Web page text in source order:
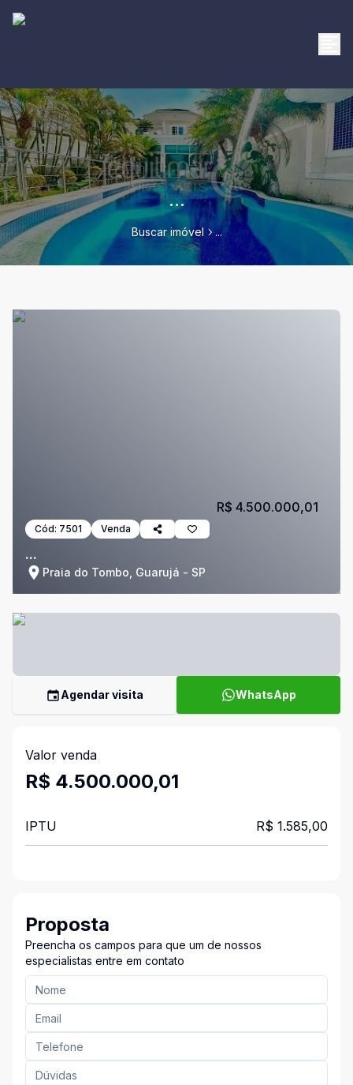
...
Buscar imóvel ...
Cód: 7501 Venda
...
Praia do Tombo, Guarujá - SP
R$ 4.500.000,01
Agendar visita WhatsApp
Valor venda
R$ 4.500.000,01
IPTU R$ 1.585,00
Proposta
Preencha os campos para que um de nossos
especialistas entre em contato